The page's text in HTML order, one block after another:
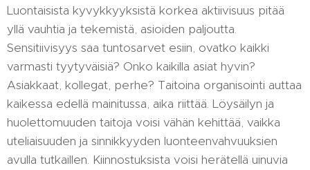
Luontaisista kyvykkyyksistä korkea aktiivisuus pitää
yllä vauhtia ja tekemistä, asioiden paljoutta.
Sensitiivisyys saa tuntosarvet esiin, ovatko kaikki
varmasti tyytyväisiä? Onko kaikilla asiat hyvin?
Asiakkaat, kollegat, perhe? Taitoina organisointi auttaa
kaikessa edellä mainitussa, aika riittää. Löysäilyn ja
huolettomuuden taitoja voisi vähän kehittää, vaikka
uteliaisuuden ja sinnikkyyden luonteenvahvuuksien
avulla tutkaillen. Kiinnostuksista voisi herätellä uinuvia